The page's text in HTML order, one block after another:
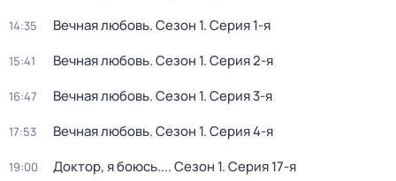
14:35 Вечная любовь. Сезон 1. Серия 1-я
15:41 Вечная любовь. Сезон 1. Серия 2-я
16:47 Вечная любовь. Сезон 1. Серия 3-я
17:53 Вечная любовь. Сезон 1. Серия 4-я
19:00 Доктор, я боюсь.... Сезон 1. Серия 17-я